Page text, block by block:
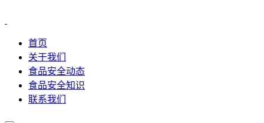
首页
关于我们
食品安全动态
食品安全知识
联系我们